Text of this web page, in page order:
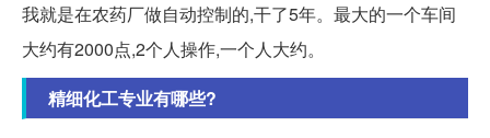
我就是在农药厂做自动控制的,干了5年。最大的一个车间
大约有2000点,2个人操作,一个人大约。
精细化工专业有哪些?